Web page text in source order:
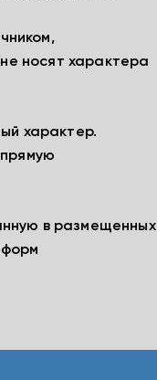
носят характера
характер.
в размещенных